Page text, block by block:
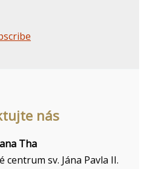
nás
Tha
sv. Jána Pavla II.